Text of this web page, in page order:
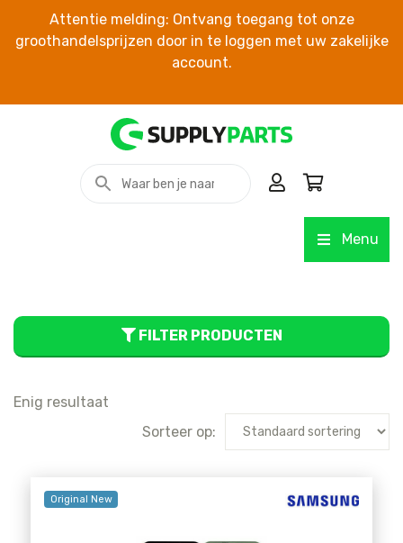
Attentie melding: Ontvang toegang tot onze
groothandelsprijzen door in te loggen met uw zakelijke
account.
Menu
FILTER PRODUCTEN
Enig resultaat
Sorteer op:
Original New